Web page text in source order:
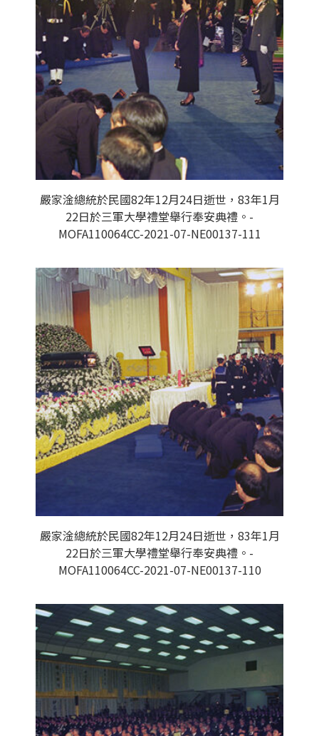
嚴家淦總統於民國82年12月24日逝世，83年1月
22日於三軍大學禮堂舉行奉安典禮。-
MOFA110064CC-2021-07-NE00137-111
嚴家淦總統於民國82年12月24日逝世，83年1月
22日於三軍大學禮堂舉行奉安典禮。-
MOFA110064CC-2021-07-NE00137-110